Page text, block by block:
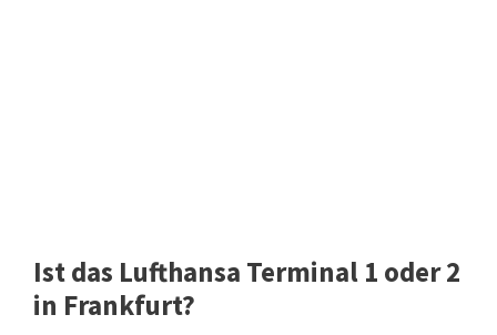
Ist das Lufthansa Terminal 1 oder 2
in Frankfurt?